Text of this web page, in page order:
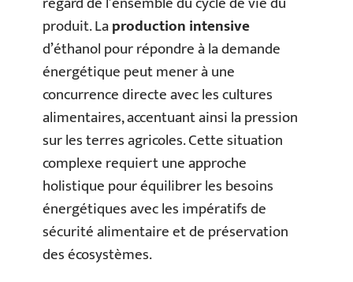
produit. Laproduction intensive
d’éthanol pour répondre à la demande
énergétique peut mener à une
concurrence directe avec les cultures
alimentaires, accentuant ainsi la pression
sur les terres agricoles. Cette situation
complexe requiert une approche
holistique pour équilibrer les besoins
énergétiques avec les impératifs de
sécurité alimentaire et de préservation
des écosystèmes.